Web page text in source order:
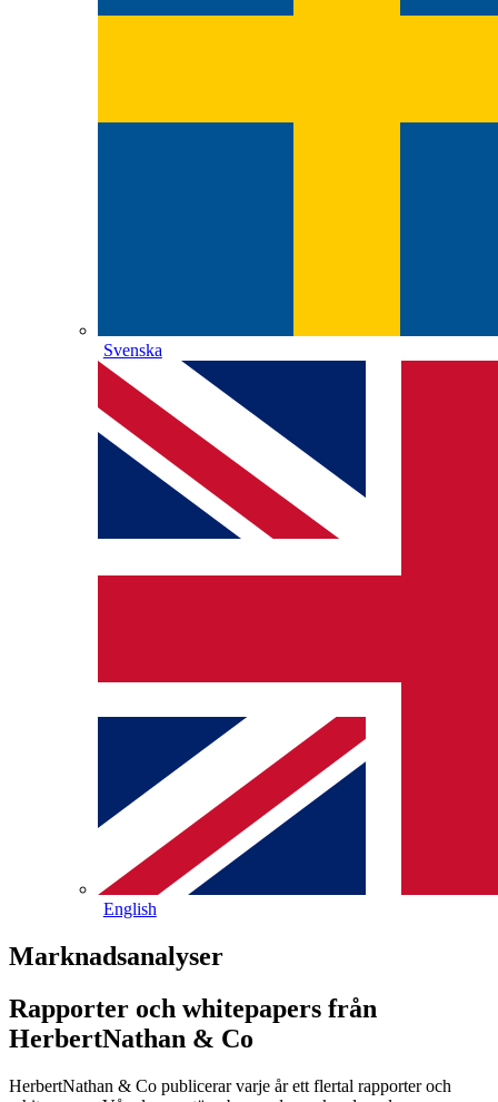
Svenska
English
Marknadsanalyser
Rapporter och whitepapers från
HerbertNathan & Co
HerbertNathan & Co publicerar varje år ett flertal rapporter och